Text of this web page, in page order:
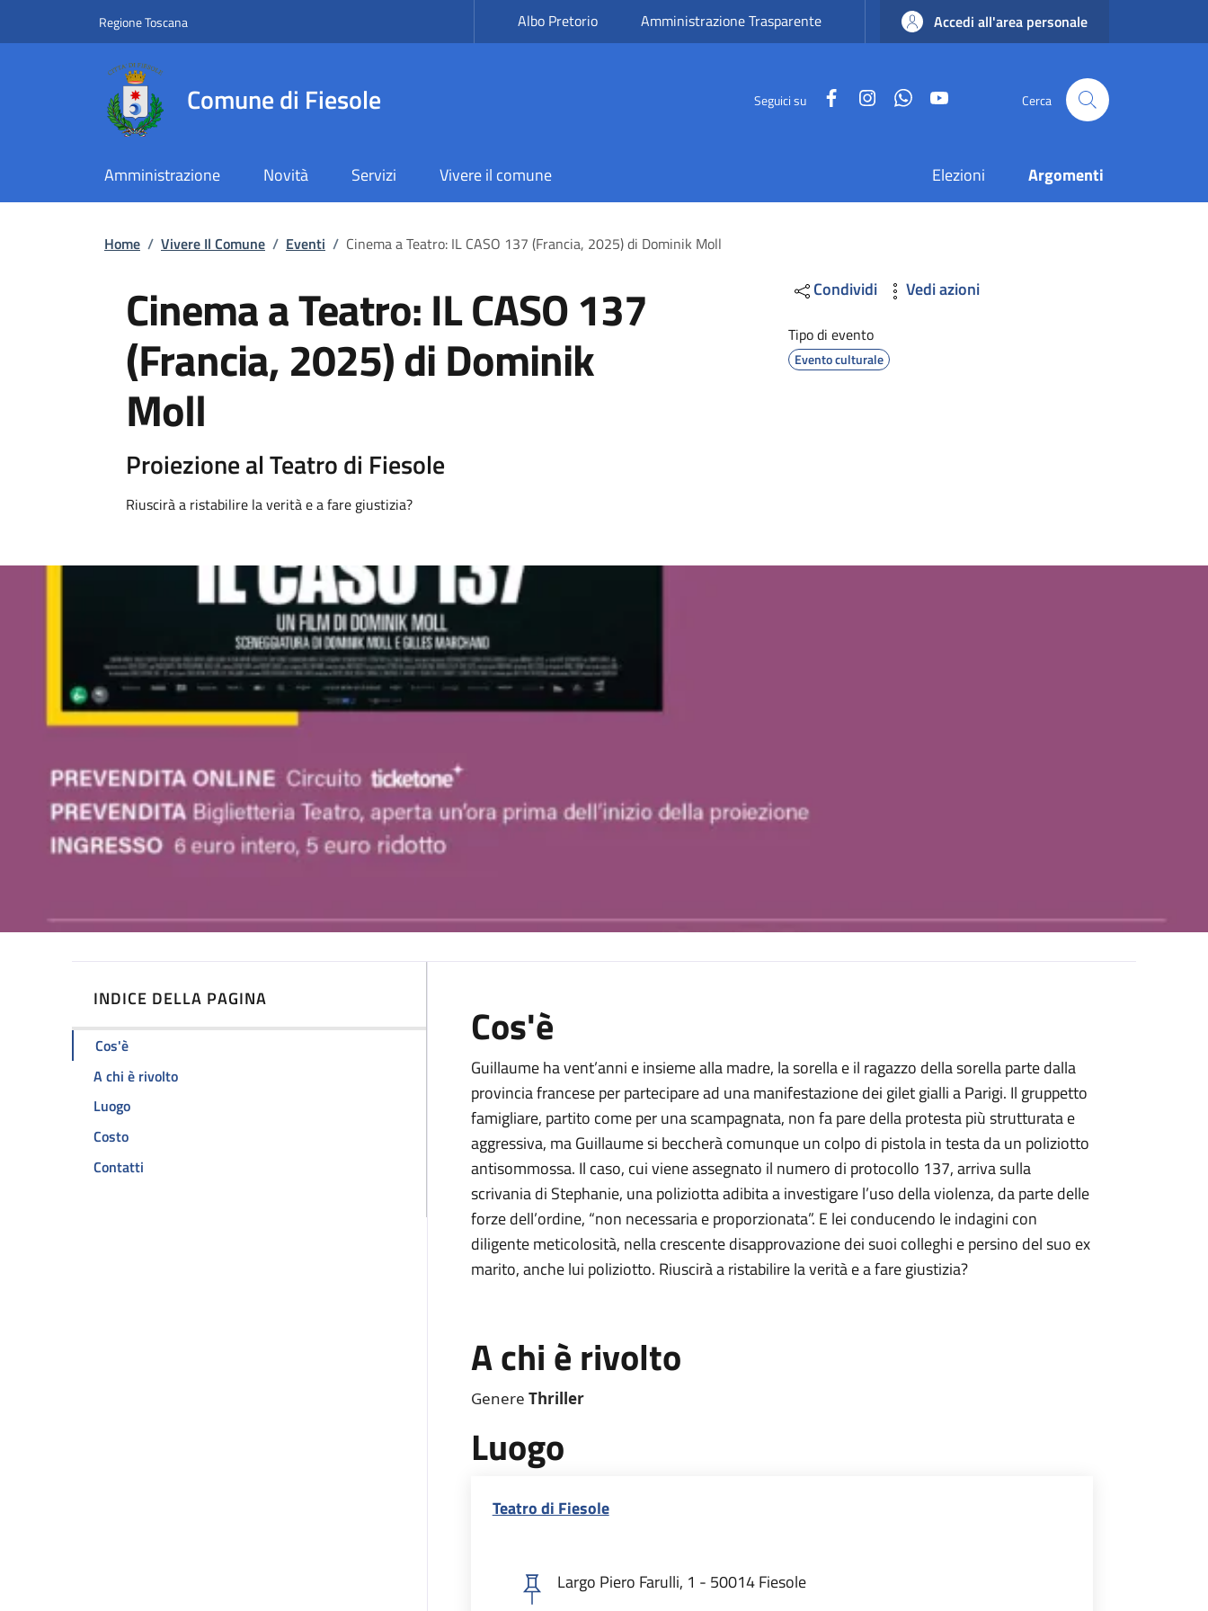
Regione ToscanaSlim top Albo Pretorio Amministrazione Trasparente Accedi all'area personale
Comune di Fiesole Seguici su FacebookInstagramWhatsApp Cerca
Amministrazione Novità Servizi Vivere il comune Elezioni Argomenti
Briciole di pane
Home / Vivere Il Comune / Eventi / Cinema a Teatro: IL CASO 137 (Francia, 2025) di Dominik Moll
Cinema a Teatro: IL CASO 137
(Francia, 2025) di Dominik
Moll
Proiezione al Teatro di Fiesole
Riuscirà a ristabilire la verità e a fare giustizia?
Condividi Vedi azioni
Tipo di evento
Evento culturale
INDICE DELLA PAGINA
Cos'è
A chi è rivolto
Luogo
Costo
Contatti
Cos'è
Guillaume ha vent’anni e insieme alla madre, la sorella e il ragazzo della sorella parte dalla
provincia francese per partecipare ad una manifestazione dei gilet gialli a Parigi. Il gruppetto
famigliare, partito come per una scampagnata, non fa pare della protesta più strutturata e
aggressiva, ma Guillaume si beccherà comunque un colpo di pistola in testa da un poliziotto
antisommossa. Il caso, cui viene assegnato il numero di protocollo 137, arriva sulla
scrivania di Stephanie, una poliziotta adibita a investigare l’uso della violenza, da parte delle
forze dell’ordine, “non necessaria e proporzionata”. E lei conducendo le indagini con
diligente meticolosità, nella crescente disapprovazione dei suoi colleghi e persino del suo ex
marito, anche lui poliziotto. Riuscirà a ristabilire la verità e a fare giustizia?
A chi è rivolto
Genere Thriller
Luogo
Teatro di Fiesole
Largo Piero Farulli, 1 - 50014 Fiesole